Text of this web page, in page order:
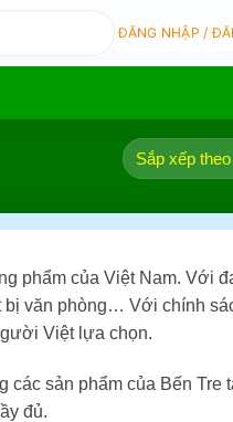
ĐĂNG NHẬP /
phẩm của Việt Nam. Với
bị văn phòng… Với chính
Việt lựa chọn.
sản phẩm của Bến Tre
đủ.